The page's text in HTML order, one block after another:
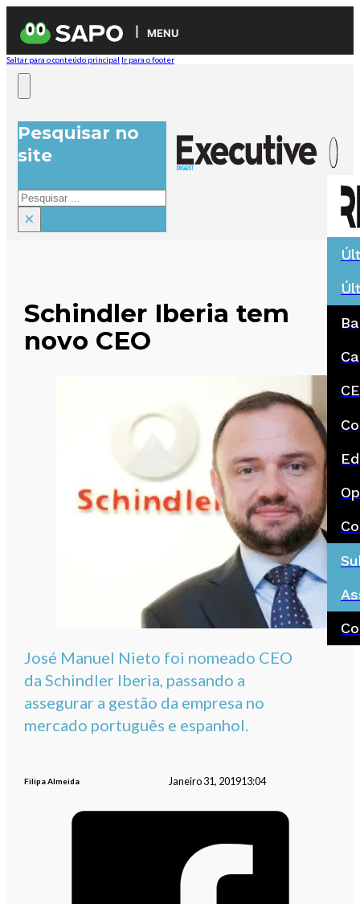
MENU
Saltar para o conteúdo principal Ir para o footer
Pesquisar no
site
Pesquisar
×
Schindler Iberia tem
novo CEO
José Manuel Nieto foi nomeado CEO
da Schindler Iberia, passando a
assegurar a gestão da empresa no
mercado português e espanhol.
Filipa Almeida Janeiro 31, 201913:04